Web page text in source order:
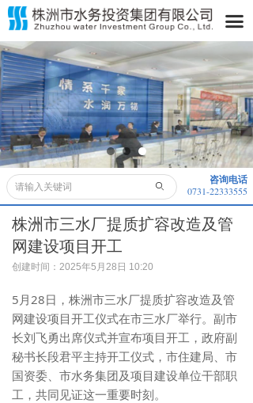
끀
首页
关于我们
水务动态
水务公开
业务领域
便民服务
采购信息
子公司
董事长信箱
ꄙ
咨询电话
0731-22333555
株洲市三水厂提质扩容改造及管
网建设项目开工
创建时间： 2025年5月28日 10:20
5月28日，株洲市三水厂提质扩容改造及管
网建设项目开工仪式在市三水厂举行。副市
长刘飞勇出席仪式并宣布项目开工，政府副
秘书长段君平主持开工仪式，市住建局、市
国资委、市水务集团及项目建设单位干部职
工，共同见证这一重要时刻。